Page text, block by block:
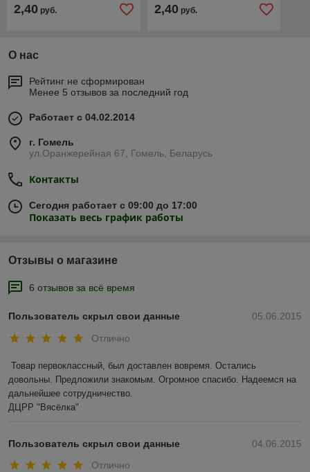
2,40 руб. 2,40руб.
О нас
Рейтинг не сформирован
Менее 5 отзывов за последний год
Работает с 04.02.2014
г. Гомель
ул.Оранжерейная 67, Гомель, Беларусь
Контакты
Сегодня работает с 09:00 до 17:00
Показать весь график работы
Отзывы о магазине
6 отзывов за всё время
05.06.2015
Пользователь скрыл свои данные
Отлично
Товар первоклассный, был доставлен вовремя. Остались
довольны. Предложили знакомым. Огромное спасибо. Надеемся на
дальнейшее сотрудничество.
ДЦРР "Вясёлка"
04.06.2015
Пользователь скрыл свои данные
Отлично